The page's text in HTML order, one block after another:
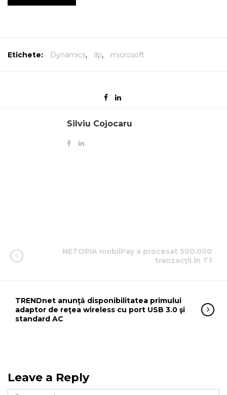
Etichete: Dynamics, llp, microsoft
Silviu Cojocaru
NETOPIA mobilPay a procesat 500.000
tranzacţii în T1
TRENDnet anunţă disponibilitatea primului
adaptor de reţea wireless cu port USB 3.0 şi
standard AC
Leave a Reply